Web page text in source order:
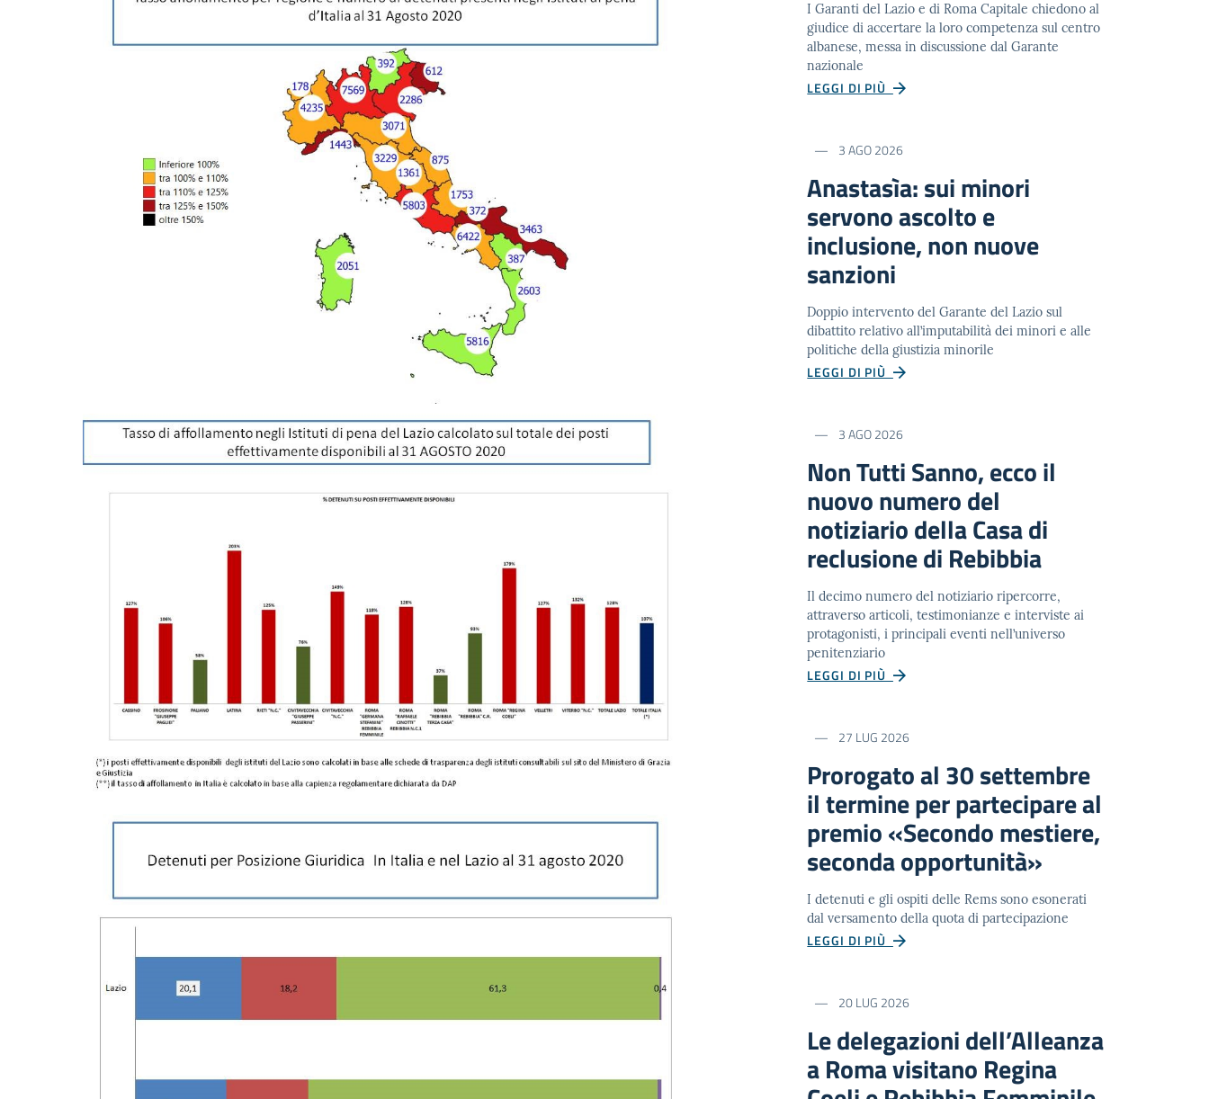
I Garanti del Lazio e di Roma Capitale chiedono al
giudice di accertare la loro competenza sul centro
albanese, messa in discussione dal Garante
nazionale
LEGGI DI PIÙ
3 AGO 2026
Anastasìa: sui minori
servono ascolto e
inclusione, non nuove
sanzioni
Doppio intervento del Garante del Lazio sul
dibattito relativo all’imputabilità dei minori e alle
politiche della giustizia minorile
LEGGI DI PIÙ
3 AGO 2026
Non Tutti Sanno, ecco il
nuovo numero del
notiziario della Casa di
reclusione di Rebibbia
Il decimo numero del notiziario ripercorre,
attraverso articoli, testimonianze e interviste ai
protagonisti, i principali eventi nell’universo
penitenziario
LEGGI DI PIÙ
27 LUG 2026
Prorogato al 30 settembre
il termine per partecipare al
premio «Secondo mestiere,
seconda opportunità»
I detenuti e gli ospiti delle Rems sono esonerati
dal versamento della quota di partecipazione
LEGGI DI PIÙ
20 LUG 2026
Le delegazioni dell’Alleanza
a Roma visitano Regina